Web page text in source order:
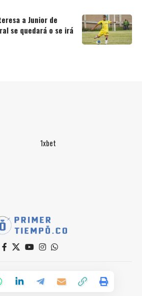
a Junior de
se quedará o se irá
1xbet
by Primer Tiempo Deportes SAS